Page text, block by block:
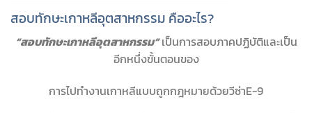
สอบทักษะเกาหลีอุตสาหกรรม คืออะไร?
“สอบทักษะเกาหลีอุตสาหกรรม”เป็นการสอบภาคปฏิบัติและเป็น
อีกหนึ่งขั้นตอนของ
การไปทำงานเกาหลีแบบถูกกฎหมายด้วยวีซ่าE-9